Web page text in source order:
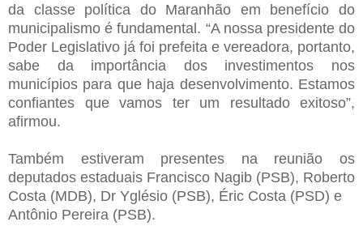
da classe política do Maranhão em benefício do
municipalismo é fundamental. “A nossa presidente do
Poder Legislativo já foi prefeita e vereadora, portanto,
sabe da importância dos investimentos nos
municípios para que haja desenvolvimento. Estamos
confiantes que vamos ter um resultado exitoso”,
afirmou.
Também estiveram presentes na reunião os
deputados estaduais Francisco Nagib (PSB), Roberto
Costa (MDB), Dr Yglésio (PSB), Éric Costa (PSD) e
Antônio Pereira (PSB).